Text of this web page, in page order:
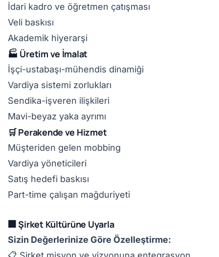
İdari kadro ve öğretmen çatışması
Veli baskısı
Akademik hiyerarşi
🏭 Üretim ve İmalat
İşçi-ustabaşı-mühendis dinamiği
Vardiya sistemi zorlukları
Sendika-işveren ilişkileri
Mavi-beyaz yaka ayrımı
🛒 Perakende ve Hizmet
Müşteriden gelen mobbing
Vardiya yöneticileri
Satış hedefi baskısı
Part-time çalışan mağduriyeti
🏢 Şirket Kültürüne Uyarla
Sizin Değerlerinize Göre Özelleştirme: